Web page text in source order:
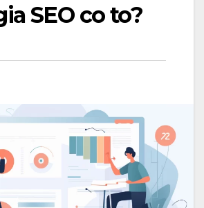
SEO co to?